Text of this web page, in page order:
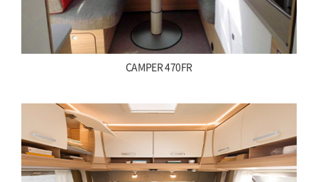
CAMPER 470FR